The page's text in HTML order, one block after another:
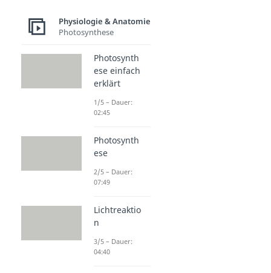
Physiologie & Anatomie
Photosynthese
Photosynth
ese einfach
erklärt
1/5 – Dauer:
02:45
Photosynth
ese
2/5 – Dauer:
07:49
Lichtreaktio
n
3/5 – Dauer:
04:40